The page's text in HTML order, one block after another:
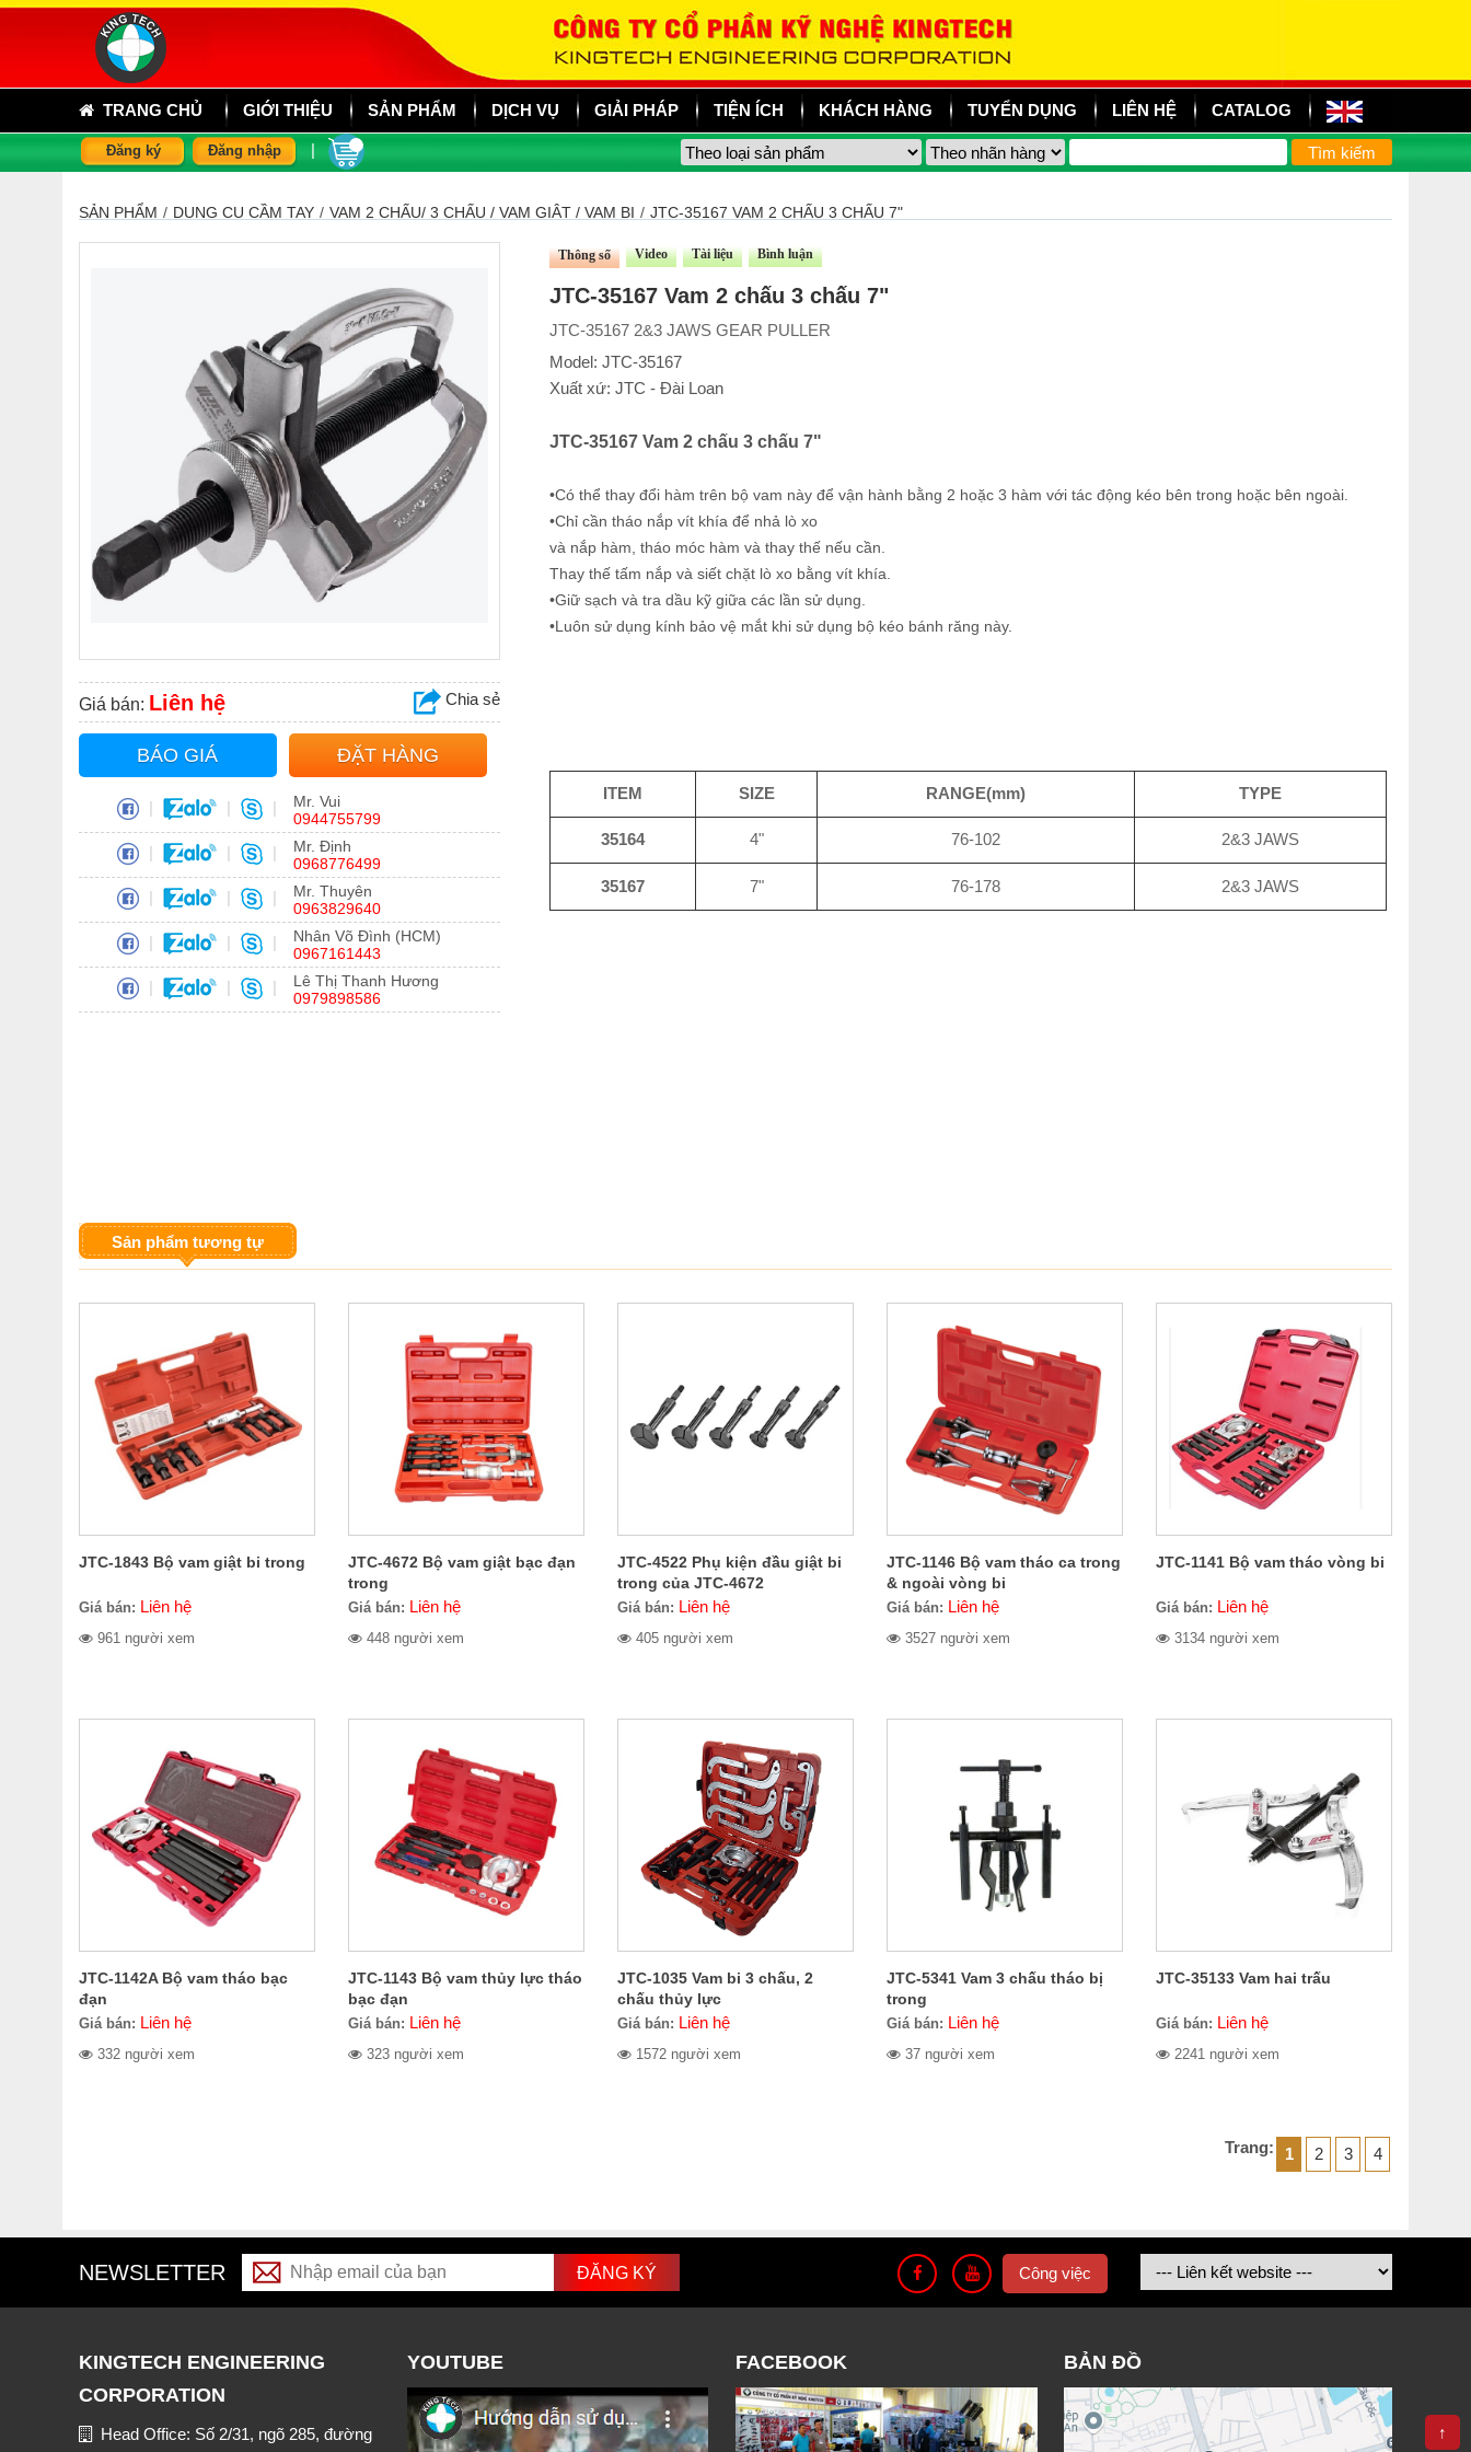
TRANG CHỦ GIỚI THIỆU SẢN PHẨM DỊCH VỤ GIẢI PHÁP TIỆN ÍCH KHÁCH HÀNG TUYỂN DỤNG LIÊN HỆ CATALOG
Đăng ký Đăng nhập
SẢN PHẨM / DỤNG CỤ CẦM TAY / VAM 2 CHẤU/ 3 CHẤU / VAM GIẬT / VAM BI / JTC-35167 VAM 2 CHẤU 3 CHẤU 7"
Giá bán: Liên hệ Chia sẻ
BÁO GIÁ ĐẶT HÀNG
| | |
Mr. Vui
0944755799
| | |
Mr. Định
0968776499
| | |
Mr. Thuyên
0963829640
| | |
Nhân Võ Đình (HCM)
0967161443
| | |
Lê Thị Thanh Hương
0979898586
Thông số Video Tài liệu Bình luận
JTC-35167 Vam 2 chấu 3 chấu 7"
JTC-35167 2&3 JAWS GEAR PULLER
Model: JTC-35167
Xuất xứ: JTC - Đài Loan
JTC-35167 Vam 2 chấu 3 chấu 7"
•Có thể thay đổi hàm trên bộ vam này để vận hành bằng 2 hoặc 3 hàm với tác động kéo bên trong hoặc bên ngoài.
•Chỉ cần tháo nắp vít khía để nhả lò xo
và nắp hàm, tháo móc hàm và thay thế nếu cần.
Thay thế tấm nắp và siết chặt lò xo bằng vít khía.
•Giữ sạch và tra dầu kỹ giữa các lần sử dụng.
•Luôn sử dụng kính bảo vệ mắt khi sử dụng bộ kéo bánh răng này.
ITEM SIZE RANGE(mm) TYPE
35164 4" 76-102 2&3 JAWS
35167 7" 76-178 2&3 JAWS
Sản phẩm tương tự
JTC-1843 Bộ vam giật bi trong
Giá bán: Liên hệ
961 người xem
JTC-4672 Bộ vam giật bạc đạn
trong
Giá bán: Liên hệ
448 người xem
JTC-4522 Phụ kiện đầu giật bi
trong của JTC-4672
Giá bán: Liên hệ
405 người xem
JTC-1146 Bộ vam tháo ca trong
& ngoài vòng bi
Giá bán: Liên hệ
3527 người xem
JTC-1141 Bộ vam tháo vòng bi
Giá bán: Liên hệ
3134 người xem
JTC-1142A Bộ vam tháo bạc
đạn
Giá bán: Liên hệ
332 người xem
JTC-1143 Bộ vam thủy lực tháo
bạc đạn
Giá bán: Liên hệ
323 người xem
JTC-1035 Vam bi 3 chấu, 2
chấu thủy lực
Giá bán: Liên hệ
1572 người xem
JTC-5341 Vam 3 chấu tháo bị
trong
Giá bán: Liên hệ
37 người xem
JTC-35133 Vam hai trấu
Giá bán: Liên hệ
2241 người xem
Trang: 1 2 3 4
NEWSLETTER Công việc
KINGTECH ENGINEERING
CORPORATION
Head Office: Số 2/31, ngõ 285, đường
YOUTUBE FACEBOOK BẢN ĐỒ
↑